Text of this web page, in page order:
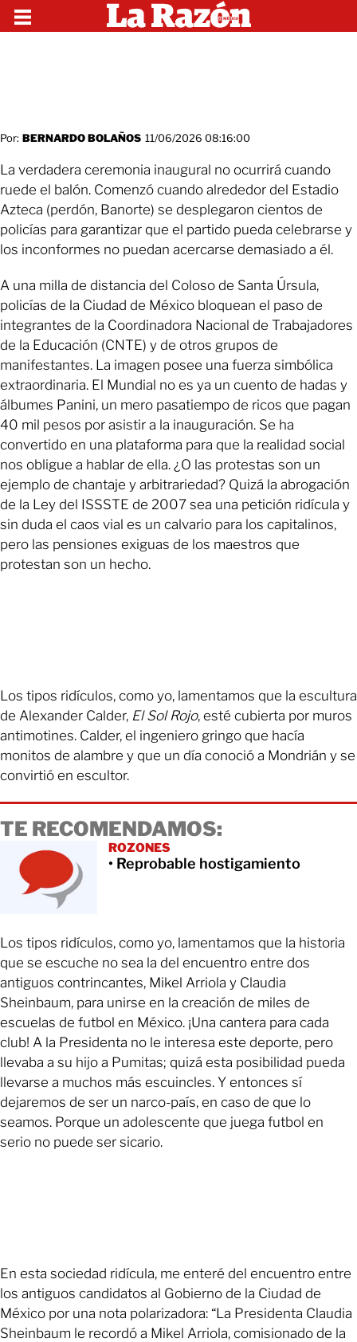
Por: BERNARDO BOLAÑOS 11/06/2026 08:16:00
La verdadera ceremonia inaugural no ocurrirá cuando
ruede el balón. Comenzó cuando alrededor del Estadio
Azteca (perdón, Banorte) se desplegaron cientos de
policías para garantizar que el partido pueda celebrarse y
los inconformes no puedan acercarse demasiado a él.
A una milla de distancia del Coloso de Santa Úrsula,
policías de la Ciudad de México bloquean el paso de
integrantes de la Coordinadora Nacional de Trabajadores
de la Educación (CNTE) y de otros grupos de
manifestantes. La imagen posee una fuerza simbólica
extraordinaria. El Mundial no es ya un cuento de hadas y
álbumes Panini, un mero pasatiempo de ricos que pagan
40 mil pesos por asistir a la inauguración. Se ha
convertido en una plataforma para que la realidad social
nos obligue a hablar de ella. ¿O las protestas son un
ejemplo de chantaje y arbitrariedad? Quizá la abrogación
de la Ley del ISSSTE de 2007 sea una petición ridícula y
sin duda el caos vial es un calvario para los capitalinos,
pero las pensiones exiguas de los maestros que
protestan son un hecho.
Los tipos ridículos, como yo, lamentamos que la escultura
de Alexander Calder, El Sol Rojo, esté cubierta por muros
antimotines. Calder, el ingeniero gringo que hacía
monitos de alambre y que un día conoció a Mondrián y se
convirtió en escultor.
TE RECOMENDAMOS:
ROZONES
• Reprobable hostigamiento
Los tipos ridículos, como yo, lamentamos que la historia
que se escuche no sea la del encuentro entre dos
antiguos contrincantes, Mikel Arriola y Claudia
Sheinbaum, para unirse en la creación de miles de
escuelas de futbol en México. ¡Una cantera para cada
club! A la Presidenta no le interesa este deporte, pero
llevaba a su hijo a Pumitas; quizá esta posibilidad pueda
llevarse a muchos más escuincles. Y entonces sí
dejaremos de ser un narco-país, en caso de que lo
seamos. Porque un adolescente que juega futbol en
serio no puede ser sicario.
En esta sociedad ridícula, me enteré del encuentro entre
los antiguos candidatos al Gobierno de la Ciudad de
México por una nota polarizadora: “La Presidenta Claudia
Sheinbaum le recordó a Mikel Arriola, comisionado de la